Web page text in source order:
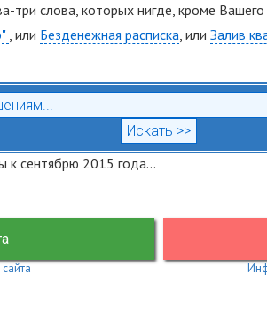
три слова, которых нигде, кроме
, или Безденежная расписка, или Залив
к сентябрю 2015 года...